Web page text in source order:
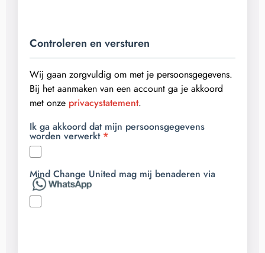
Controleren en versturen
Wij gaan zorgvuldig om met je persoonsgegevens.
Bij het aanmaken van een account ga je akkoord
met onze privacystatement.
Ik ga akkoord dat mijn persoonsgegevens
worden verwerkt
Mind Change United mag mij benaderen via